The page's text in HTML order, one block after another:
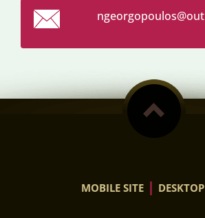
ngeorgopoulos@ou
MOBILE SITE |